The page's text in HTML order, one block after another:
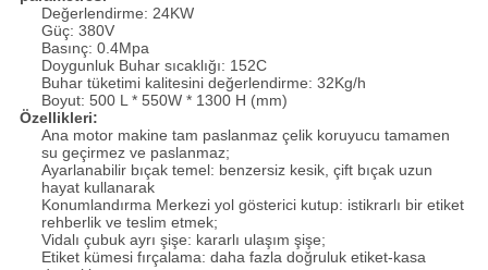
Değerlendirme: 24KW
Güç: 380V
Basınç: 0.4Mpa
Doygunluk Buhar sıcaklığı: 152C
Buhar tüketimi kalitesini değerlendirme: 32Kg/h
Boyut: 500 L * 550W * 1300 H (mm)
Özellikleri:
Ana motor makine tam paslanmaz çelik koruyucu tamamen
su geçirmez ve paslanmaz;
Ayarlanabilir bıçak temel: benzersiz kesik, çift bıçak uzun
hayat kullanarak
Konumlandırma Merkezi yol gösterici kutup: istikrarlı bir etiket
rehberlik ve teslim etmek;
Vidalı çubuk ayrı şişe: kararlı ulaşım şişe;
Etiket kümesi fırçalama: daha fazla doğruluk etiket-kasa